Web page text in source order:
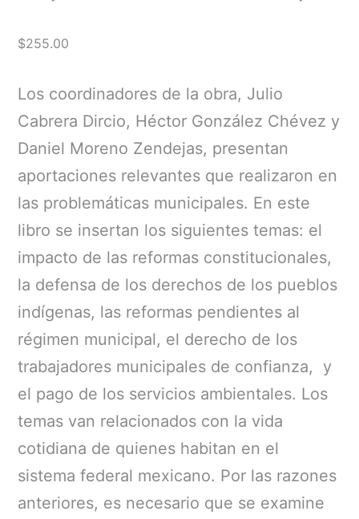
$255.00
Los coordinadores de la obra, Julio
Cabrera Dircio, Héctor González Chévez y
Daniel Moreno Zendejas, presentan
aportaciones relevantes que realizaron en
las problemáticas municipales. En este
libro se insertan los siguientes temas: el
impacto de las reformas constitucionales,
la defensa de los derechos de los pueblos
indígenas, las reformas pendientes al
régimen municipal, el derecho de los
trabajadores municipales de confianza, y
el pago de los servicios ambientales. Los
temas van relacionados con la vida
cotidiana de quienes habitan en el
sistema federal mexicano. Por las razones
anteriores, es necesario que se examine